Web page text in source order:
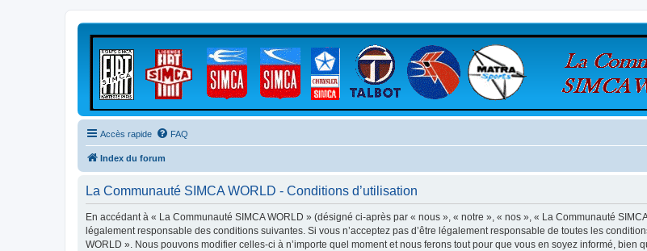
Accès rapide FAQ
Index du forum
La Communauté SIMCA WORLD - Conditions d’utilisation
En accédant à « La Communauté SIMCA WORLD » (désigné ci-après par « nous », « notre », « nos », « La Communauté
légalement responsable des conditions suivantes. Si vous n’acceptez pas d’être légalement responsable de toutes les
WORLD ». Nous pouvons modifier celles-ci à n’importe quel moment et nous ferons tout pour que vous en soyez informé,